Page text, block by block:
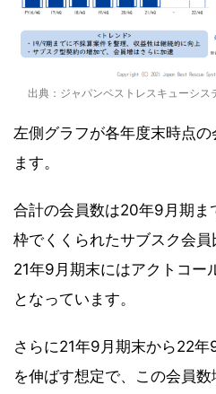
出典：ジャパンベストレスキューシス
左側グラフが各年度末時点
ます。
合計の会員数は20年9月期ま
枠でくくられたサブスク会
21年9月期末にはアクトコー
となっています。
さらに21年9月期末から22
を伸ばす想定で、この会員